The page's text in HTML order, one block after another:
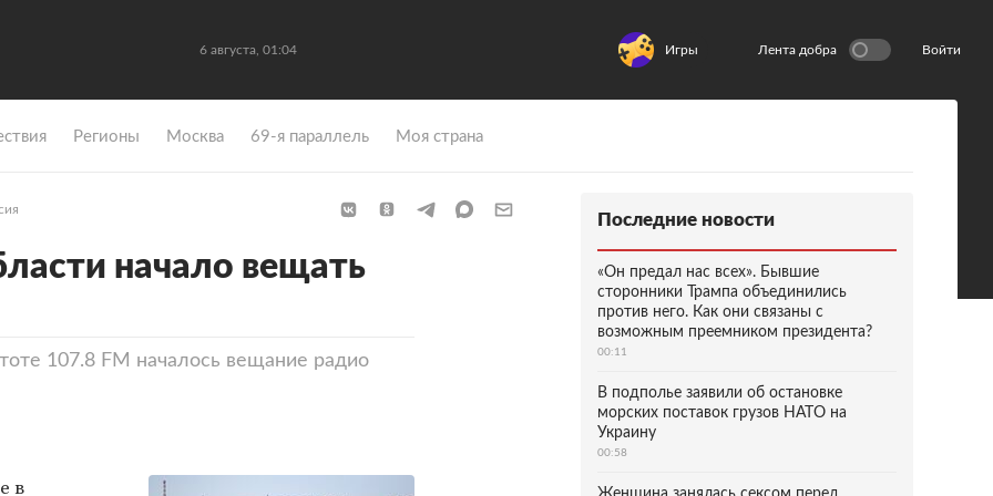
6 августа, 01:04 Игры Лента добра Войти
Регионы Москва 69-я параллель Моя страна
начало вещать
107.8 FM началось вещание радио
в
Последние новости
«Он предал нас всех». Бывшие
сторонники Трампа объединились
против него. Как они связаны с
возможным преемником президента?
00:11
В подполье заявили об остановке
морских поставок грузов НАТО на
Украину
00:58